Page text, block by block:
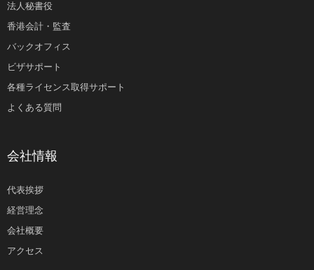
法人秘書役
香港会計・監査
バックオフィス
ビザサポート
各種ライセンス取得サポート
よくある質問
会社情報
代表挨拶
経営理念
会社概要
アクセス